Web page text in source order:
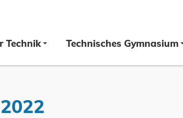
Technik Technisches Gymnasium